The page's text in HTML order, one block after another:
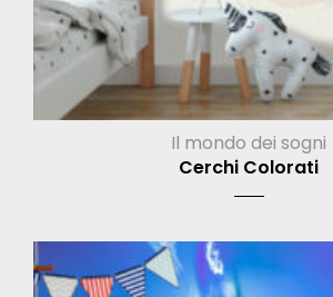
Il mondo dei sogni
Cerchi Colorati